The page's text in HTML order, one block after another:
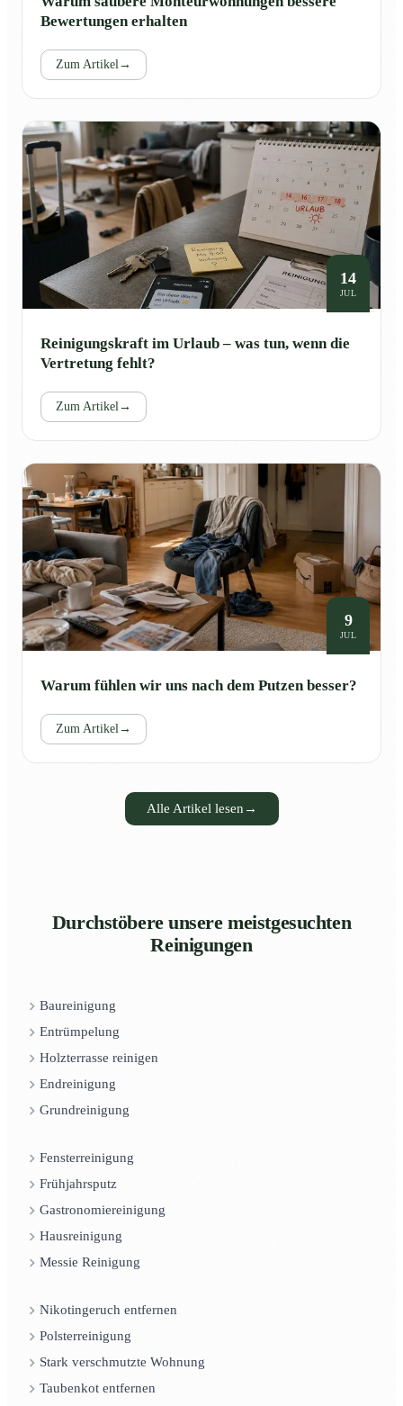
Bewertungen erhalten
Zum Artikel→
14
JUL
Reinigungskraft im Urlaub – was tun, wenn die
Vertretung fehlt?
Zum Artikel→
9
JUL
Warum fühlen wir uns nach dem Putzen besser?
Zum Artikel→
Alle Artikel lesen →
Durchstöbere unsere meistgesuchten
Reinigungen
Baureinigung
Entrümpelung
Holzterrasse reinigen
Endreinigung
Grundreinigung
Fensterreinigung
Frühjahrsputz
Gastronomiereinigung
Hausreinigung
Messie Reinigung
Nikotingeruch entfernen
Polsterreinigung
Stark verschmutzte Wohnung
Taubenkot entfernen